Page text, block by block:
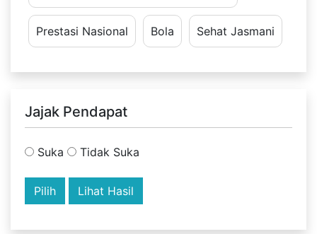
Prestasi Nasional Bola Sehat Jasmani
Jajak Pendapat
Suka Tidak Suka
Lihat Hasil